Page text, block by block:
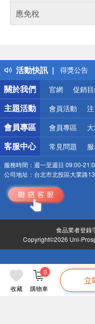
收藏 購物車
0
立
應免稅
活動快訊
得獎公告
熱門話題
銀行優惠
偏遠地區
詐騙網頁
關於我們
官網 促銷
主題活動 會員活動
會員專區 會員專區
客服中心 常見問題
服務時間： 週一至週日 09:00-
公司地址： 台北市北投區大業路
食品業者登錄
Copyright©2026 Uni-